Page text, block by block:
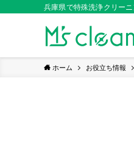
兵庫県で特殊洗浄クリー
ホーム お役立ち情報